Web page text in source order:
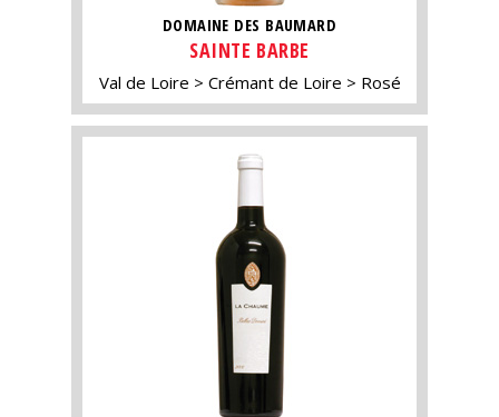
DOMAINE DES BAUMARD
SAINTE BARBE
Val de Loire Crémant de Loire Rosé